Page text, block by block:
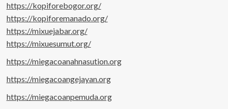
https://kopiforebogor.org/
https://kopiforemanado.org/
https://mixuejabar.org/
https://mixuesumut.org/
https://miegacoanahnasution.org
https://miegacoangejayan.org
https://miegacoanpemuda.org